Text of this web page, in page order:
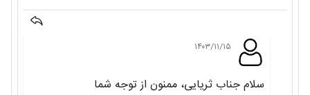
۱۴۰۳/۱۱/۱۵
سلام جناب ثریایی، ممنون از توجه شما